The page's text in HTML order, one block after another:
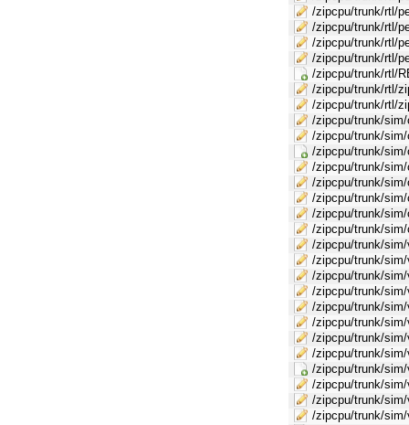
/zipcpu/trunk/rtl/
/zipcpu/trunk/rtl/
/zipcpu/trunk/rtl/
/zipcpu/trunk/rtl/
/zipcpu/trunk/rtl/
/zipcpu/trunk/rtl/
/zipcpu/trunk/rtl/
/zipcpu/trunk/
/zipcpu/trunk/
/zipcpu/trunk/
/zipcpu/trunk/
/zipcpu/trunk/
/zipcpu/trunk/
/zipcpu/trunk/
/zipcpu/trunk/
/zipcpu/trunk/
/zipcpu/trunk/
/zipcpu/trunk/
/zipcpu/trunk/
/zipcpu/trunk/
/zipcpu/trunk/
/zipcpu/trunk/
/zipcpu/trunk/
/zipcpu/trunk/
/zipcpu/trunk/
/zipcpu/trunk/
/zipcpu/trunk/